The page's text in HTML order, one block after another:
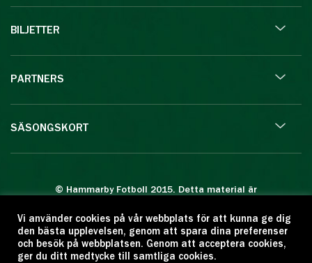
BILJETTER
PARTNERS
SÄSONGSKORT
© Hammarby Fotboll 2015. Detta material är
Eftertryck eller annan kopiering är förbjuden.
Citera oss gärna men ange källan:
www.hammarbyfotboll.se. Ansvarig utgivare:
Vi använder cookies på vår webbplats för att kunna ge dig
den bästa upplevelsen, genom att spara dina preferenser
och besök på webbplatsen. Genom att acceptera cookies,
ger du ditt medtycke till samtliga cookies.